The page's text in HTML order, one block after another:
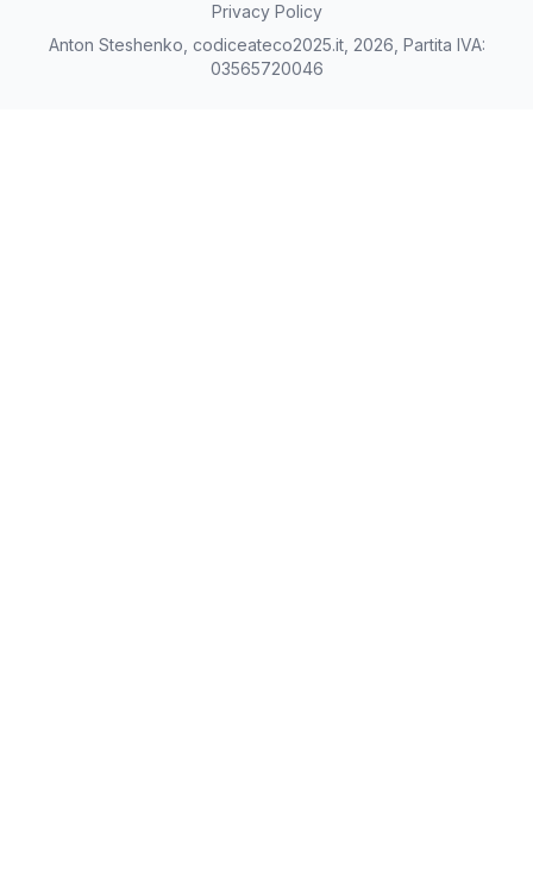
Privacy Policy
Anton Steshenko, codiceateco2025.it, 2026, Partita IVA:
03565720046